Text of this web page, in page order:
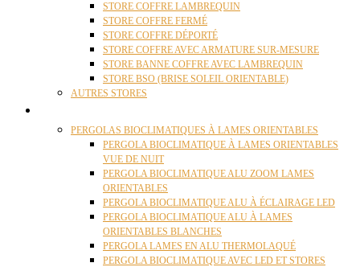
STORE COFFRE LAMBREQUIN
STORE COFFRE FERMÉ
STORE COFFRE DÉPORTÉ
STORE COFFRE AVEC ARMATURE SUR-MESURE
STORE BANNE COFFRE AVEC LAMBREQUIN
STORE BSO (BRISE SOLEIL ORIENTABLE)
AUTRES STORES
PERGOLAS BIOCLIMATIQUES À LAMES ORIENTABLES
PERGOLA BIOCLIMATIQUE À LAMES ORIENTABLES
VUE DE NUIT
PERGOLA BIOCLIMATIQUE ALU ZOOM LAMES
ORIENTABLES
PERGOLA BIOCLIMATIQUE ALU À ÉCLAIRAGE LED
PERGOLA BIOCLIMATIQUE ALU À LAMES
ORIENTABLES BLANCHES
PERGOLA LAMES EN ALU THERMOLAQUÉ
PERGOLA BIOCLIMATIQUE AVEC LED ET STORES